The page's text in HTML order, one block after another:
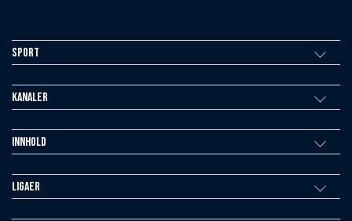
Sport
Kanaler
Innhold
Ligaer